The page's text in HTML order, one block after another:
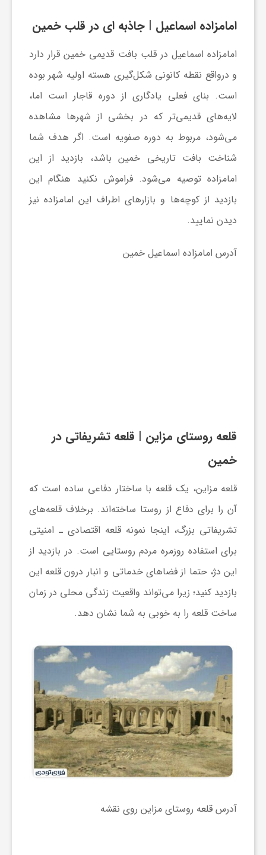
امامزاده اسماعیل | جاذبه ای در قلب خمین
امامزاده اسماعیل در قلب بافت قدیمی خمین قرار دارد
و درواقع نقطه کانونی شکل‌گیری هسته اولیه شهر بوده
است. بنای فعلی یادگاری از دوره قاجار است اما،
لایه‌های قدیمی‌تر که در بخشی از شهرها مشاهده
می‌شود، مربوط به دوره صفویه است. اگر هدف شما
شناخت بافت تاریخی خمین باشد، بازدید از این
امامزاده توصیه می‌شود. فراموش نکنید هنگام این
بازدید از کوچه‌ها و بازارهای اطراف این امامزاده نیز
دیدن نمایید.
آدرس امامزاده اسماعیل خمین
قلعه روستای مزاین | قلعه تشریفاتی در
خمین
قلعه مزاین، یک قلعه با ساختار دفاعی ساده است که
آن را برای دفاع از روستا ساخته‌اند. برخلاف قلعه‌های
تشریفاتی بزرگ، اینجا نمونه قلعه اقتصادی ـ امنیتی
برای استفاده روزمره مردم روستایی است. در بازدید از
این دژ، حتما از فضاهای خدماتی و انبار درون قلعه این
بازدید کنید؛ زیرا می‌تواند واقعیت زندگی محلی در زمان
ساخت قلعه را به خوبی به شما نشان دهد.
آدرس قلعه روستای مزاین روی نقشه